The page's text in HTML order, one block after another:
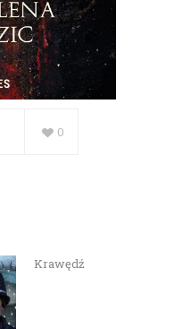
0
Krawędź